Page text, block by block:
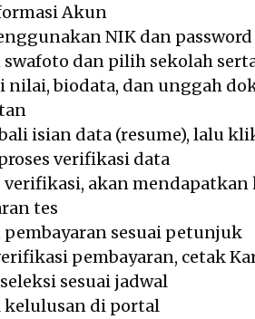
Akun
NIK dan password
dan pilih sekolah
nilai, biodata, dan unggah
isian data (resume), lalu
verifikasi data
verifikasi, akan
tes
sesuai petunjuk
pembayaran, cetak
sesuai jadwal
kelulusan di portal